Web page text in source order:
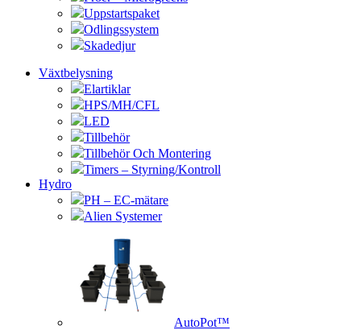
Uppstartspaket
Odlingssystem
Skadedjur
Växtbelysning
Elartiklar
HPS/MH/CFL
LED
Tillbehör
Tillbehör Och Montering
Timers – Styrning/Kontroll
Hydro
PH – EC-mätare
Alien Systemer
AutoPot™